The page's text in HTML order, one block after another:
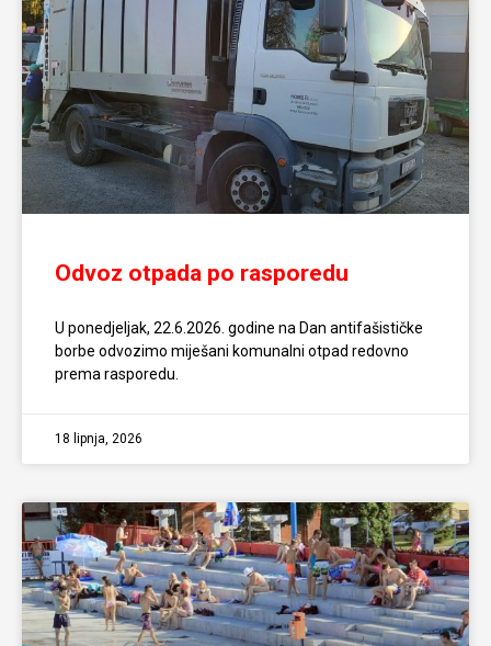
Odvoz otpada po rasporedu
U ponedjeljak, 22.6.2026. godine na Dan antifašističke
borbe odvozimo miješani komunalni otpad redovno
prema rasporedu.
18 lipnja, 2026